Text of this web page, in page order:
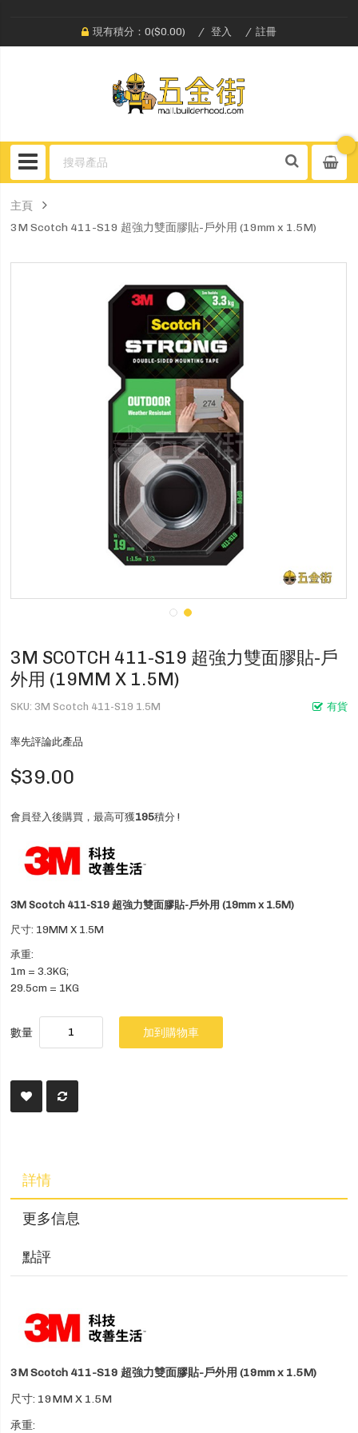
現有積分：0($0.00) 登入 註冊
主頁
3M Scotch 411-S19 超強力雙面膠貼-戶外用 (19mm x 1.5M)
3M SCOTCH 411-S19 超強力雙面膠貼-戶
外用 (19MM X 1.5M)
有貨
SKU 3M Scotch 411-S19 1.5M
率先評論此產品
$39.00
會員登入後購買，最高可獲195積分 !
3M Scotch 411-S19 超強力雙面膠貼-戶外用 (19mm x 1.5M)
尺寸: 19MM X 1.5M
承重:
1m = 3.3KG;
29.5cm = 1KG
數量 加到購物車
詳情
更多信息
點評
3M Scotch 411-S19 超強力雙面膠貼-戶外用 (19mm x 1.5M)
尺寸: 19MM X 1.5M
承重: